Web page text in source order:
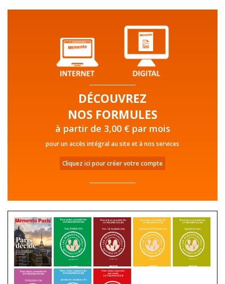
DÉCOUVREZ
NOS FORMULES
à partir de 3,00 € par mois
pour un accès intégral au site et à nos services
Cliquez ici pour créer votre compte